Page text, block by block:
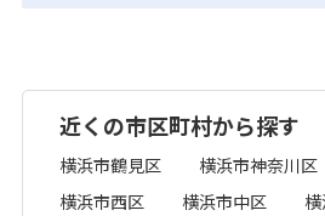
近くの市区町村から探す
横浜市鶴見区
横浜市神奈川区
横浜市西区
横浜市中区